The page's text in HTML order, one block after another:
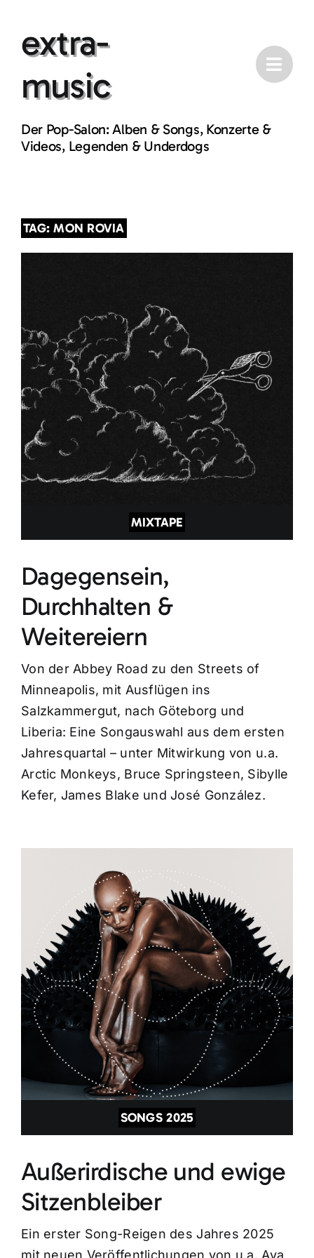
contentextra-
music
Der Pop-Salon: Alben & Songs, Konzerte &
Videos, Legenden & Underdogs
TAG: MON ROVIA
MIXTAPE
Dagegensein,
Durchhalten &
Weitereiern
Von der Abbey Road zu den Streets of
Minneapolis, mit Ausflügen ins
Salzkammergut, nach Göteborg und
Liberia: Eine Songauswahl aus dem ersten
Jahresquartal – unter Mitwirkung von u.a.
Arctic Monkeys, Bruce Springsteen, Sibylle
Kefer, James Blake und José González.
SONGS 2025
Außerirdische und ewige
Sitzenbleiber
Ein erster Song-Reigen des Jahres 2025
mit neuen Veröffentlichungen von u.a. Ava